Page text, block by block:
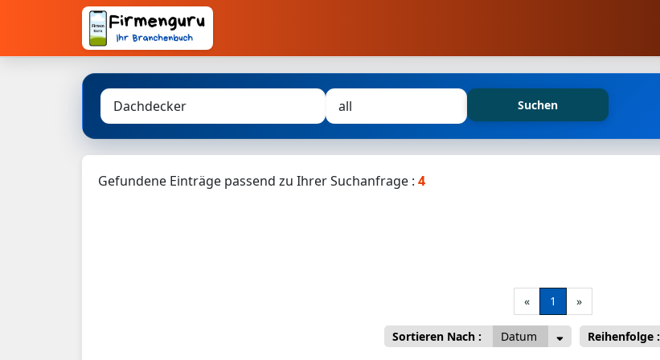
Suchen
Gefundene Einträge passend zu Ihrer Suchanfrage : 4
« 1 »
Sortieren Nach : Datum Reihenfolge :